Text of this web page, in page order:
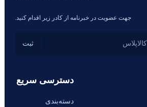
جهت عضویت در خبرنامه از کادر زیر اقدام کنید.
دسترسی سریع
دسته‌بندی